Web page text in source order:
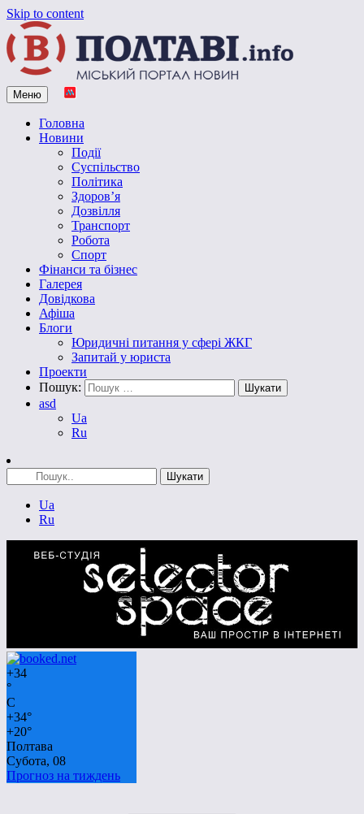
Skip to content
Vpoltave.info
Полтавський портал новин
Меню
Головна
Новини
Події
Суспільство
Політика
Здоров’я
Дозвілля
Транспорт
Робота
Спорт
Фінанси та бізнес
Галерея
Довідкова
Афіша
Блоги
Юридичні питання у сфері ЖКГ
Запитай у юриста
Проекти
Пошук:
asd
Ua
Ru
Ua
Ru
+34
°
C
+34°
+20°
Полтава
Субота, 08
Прогноз на тиждень